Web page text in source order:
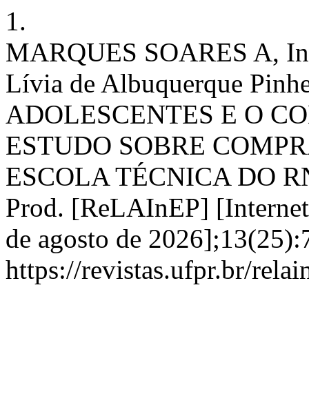
1.
MARQUES SOARES A,
Lívia de Albuquerque
ADOLESCENTES E O
ESTUDO SOBRE
ESCOLA TÉCNICA DO
Prod. [ReLAInEP]
de agosto de
https://revistas.ufpr.br/